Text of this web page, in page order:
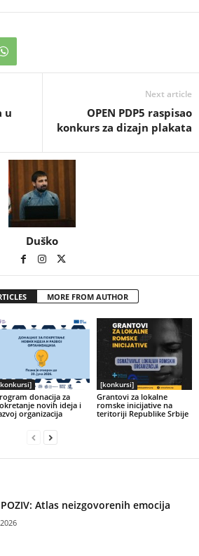
u
Next article
OPEN PDP5 raspisao
konkurs za dizajn plakata
Duško
MORE FROM AUTHOR
donacija za
novih ideja i
organizacija
[konkursi]
Grantovi za lokalne
romske inicijative na
teritoriji Republike Srbije
POZIV: Atlas neizgovorenih emocija